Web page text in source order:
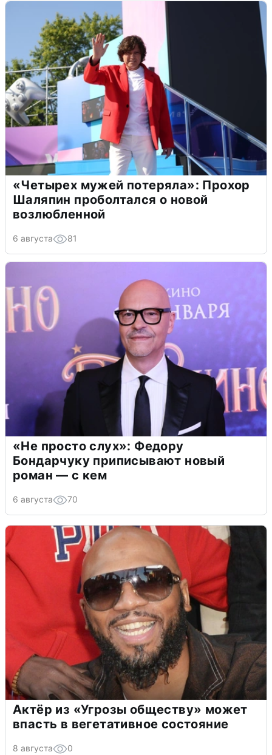
«Четырех мужей потеряла»: Прохор
Шаляпин проболтался о новой
возлюбленной
6 августа 81
«Не просто слух»: Федору
Бондарчуку приписывают новый
роман — с кем
6 августа 70
Актёр из «Угрозы обществу» может
впасть в вегетативное состояние
8 августа 0